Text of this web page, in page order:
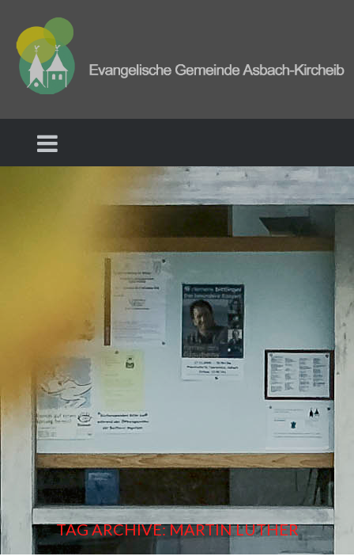
TAG ARCHIVE: MARTIN LUTHER